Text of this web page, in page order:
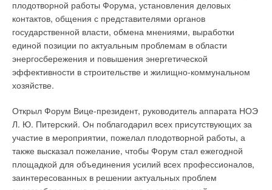
плодотворной работы Форума, установления деловых
контактов, общения с представителями органов
государственной власти, обмена мнениями, выработки
единой позиции по актуальным проблемам в области
энергосбережения и повышения энергетической
эффективности в строительстве и жилищно-коммунальном
хозяйстве.
Открыл Форум Вице-президент, руководитель аппарата НОЭ
Л. Ю. Питерский. Он поблагодарил всех присутствующих за
участие в мероприятии, пожелал плодотворной работы, а
также высказал пожелание, чтобы Форум стал ежегодной
площадкой для объединения усилий всех профессионалов,
заинтересованных в решении актуальных проблем
Напомним критерии определения ЕТО. Первый
— владение на праве собственности
источником теплоэнергии с наибольшей (это
важно) рабочей тепловой мощностью или
тепловыми сетями с наибольшей ёмкостью в
границах ЕТО
На сегодняшний день мы фактически актуализировали
новую схему теплоснабжения города Ярославля. На
основании анализа проделанной работы было сделано
предложение по переформатированию системы ЕТО
(единая теплоснабжающая организация). То есть по
Постановлению Правительства №808-ПП, существует